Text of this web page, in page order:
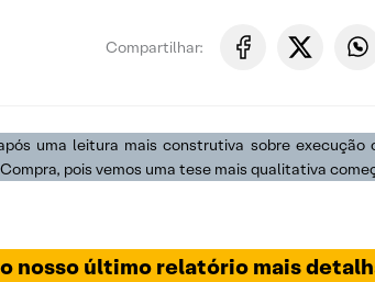
Compartilhar:
uma leitura mais construtiva sobre
pois vemos uma tese mais qualitativa
nosso último relatório mais